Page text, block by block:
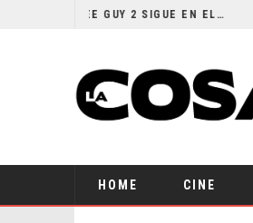
¿POR QUÉ FREE GUY 2 SIGUE EN EL LIMBO?
HOME CINE